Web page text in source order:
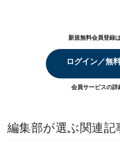
新規無料会員登録
ログイン／無
会員サービスの詳
編集部が選ぶ関連記